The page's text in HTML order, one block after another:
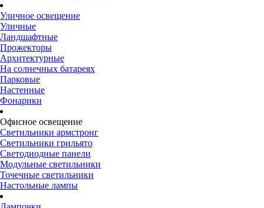
Уличное освещение
Уличные
Ландшафтные
Прожекторы
Архитектурные
На солнечных батареях
Парковые
Настенные
Фонарики
Офисное освещение
Светильники армстронг
Светильники грильято
Светодиодные панели
Модульные светильники
Точечные светильники
Настольные лампы